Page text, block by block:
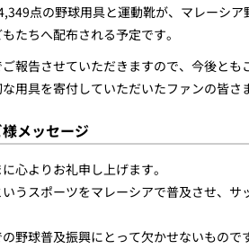
点の野球用具と運動靴が、マレーシ
たちへ配布される予定です。
報告させていただきますので、今後とも
用具を寄付していただいたファンの皆さ
メッセージ
心よりお礼申し上げます。
うスポーツをマレーシアで普及させ、
野球普及振興にとって欠かせないもので